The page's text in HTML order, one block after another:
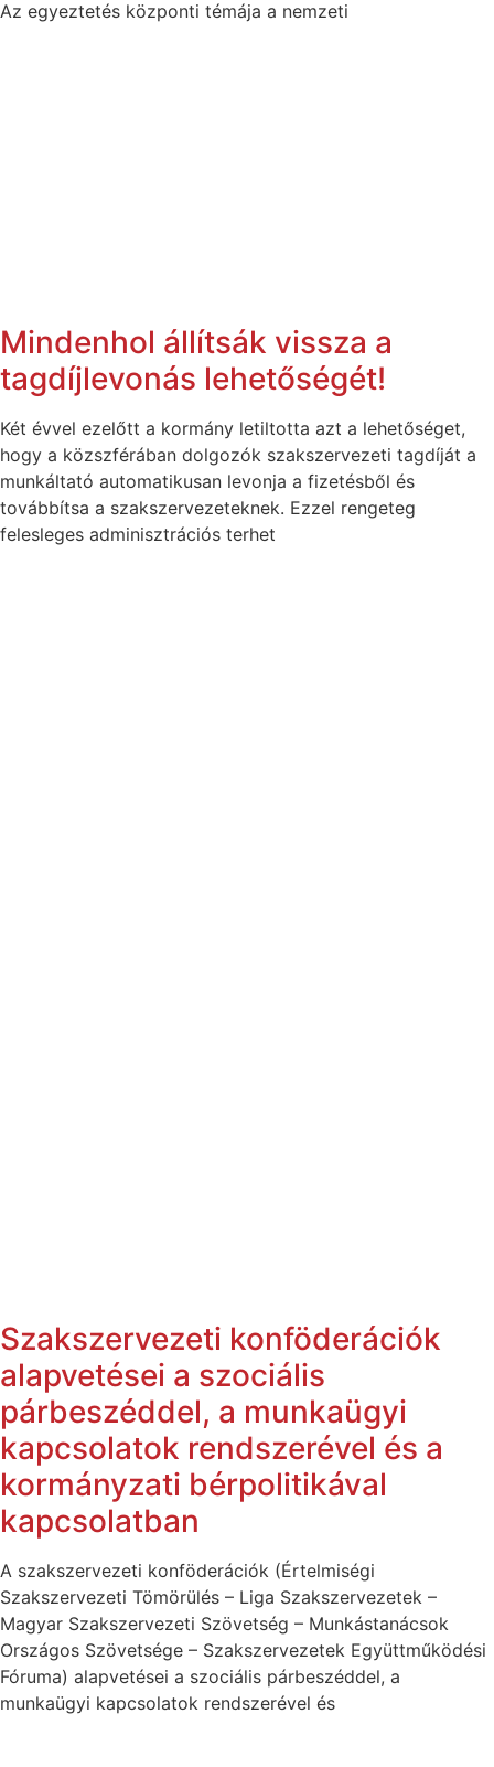
Az egyeztetés központi témája a nemzeti
Mindenhol állítsák vissza a
tagdíjlevonás lehetőségét!
Két évvel ezelőtt a kormány letiltotta azt a lehetőséget,
hogy a közszférában dolgozók szakszervezeti tagdíját a
munkáltató automatikusan levonja a fizetésből és
továbbítsa a szakszervezeteknek. Ezzel rengeteg
felesleges adminisztrációs terhet
Szakszervezeti konföderációk
alapvetései a szociális
párbeszéddel, a munkaügyi
kapcsolatok rendszerével és a
kormányzati bérpolitikával
kapcsolatban
A szakszervezeti konföderációk (Értelmiségi
Szakszervezeti Tömörülés – Liga Szakszervezetek –
Magyar Szakszervezeti Szövetség – Munkástanácsok
Országos Szövetsége – Szakszervezetek Együttműködési
Fóruma) alapvetései a szociális párbeszéddel, a
munkaügyi kapcsolatok rendszerével és